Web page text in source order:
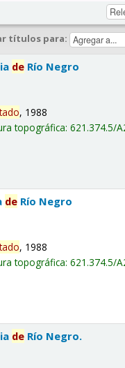
títulos para:
de Río Negro
, 1988
topográfica:621.374.5/
de Río Negro
, 1988
topográfica:621.374.5/
de Río Negro.